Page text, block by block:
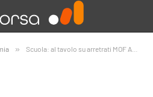
» Scuola: al tavolo su arretrati MOF Anief chiede risorse per ATA e Dsga